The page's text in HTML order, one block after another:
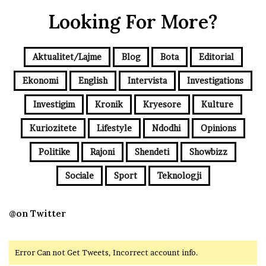
Looking For More?
Aktualitet/Lajme Blog Bota Editorial
Ekonomi English Intervista Investigations
Investigim Kronik Kryesore Kulture
Kuriozitete Lifestyle Ndodhi Opinions
Politike Rajoni Shendeti Showbizz
Sociale Sport Teknologji
@on Twitter
Error Can not Get Tweets, Incorrect account info.